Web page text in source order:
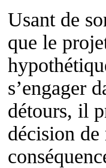
Usant de
que le
s’engager
détours, il
décision